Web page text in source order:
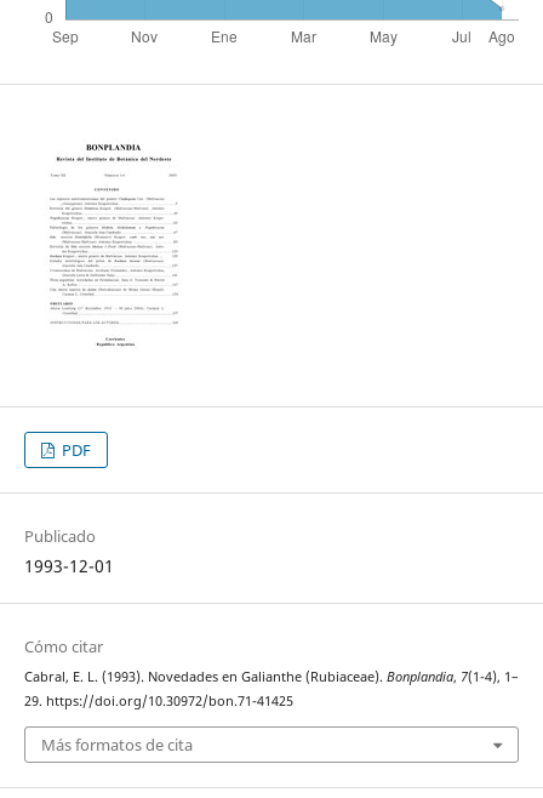
PDF
Publicado
1993-12-01
Cómo citar
Cabral, E. L. (1993). Novedades en Galianthe (Rubiaceae). Bonplandia, 7(1-4), 1–
29. https://doi.org/10.30972/bon.71-41425
Más formatos de cita